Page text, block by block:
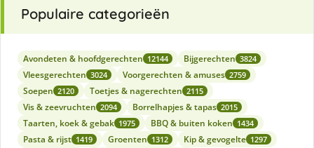
Populaire categorieën
Avondeten & hoofdgerechten 12144 Bijgerechten 3824
Vleesgerechten 3024 Voorgerechten & amuses 2759
Soepen 2120 Toetjes & nagerechten 2115
Vis & zeevruchten 2094 Borrelhapjes & tapas 2015
Taarten, koek & gebak 1975 BBQ & buiten koken 1434
Pasta & rijst 1419 Groenten 1312 Kip & gevogelte 1297